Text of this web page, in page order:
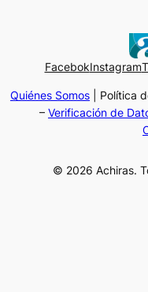
FacebokInstagram
Quiénes Somos | Política
– Verificación de
© 2026 Achiras.